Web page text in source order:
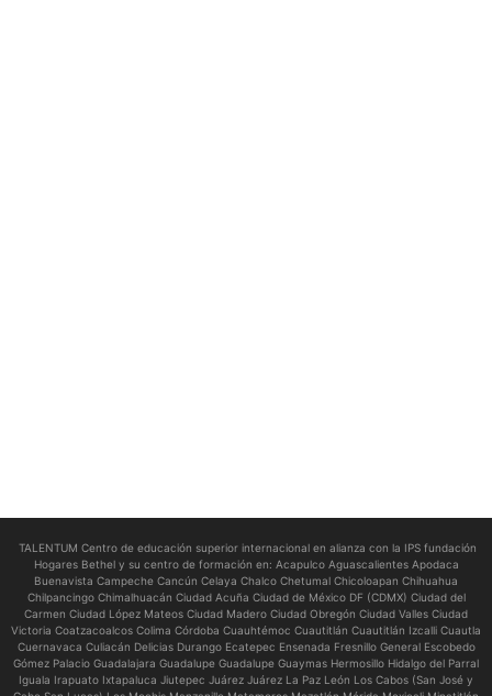
TALENTUM Centro de educación superior internacional en alianza con la IPS fundación
Hogares Bethel y su centro de formación en: Acapulco Aguascalientes Apodaca
Buenavista Campeche Cancún Celaya Chalco Chetumal Chicoloapan Chihuahua
Chilpancingo Chimalhuacán Ciudad Acuña Ciudad de México DF (CDMX) Ciudad del
Carmen Ciudad López Mateos Ciudad Madero Ciudad Obregón Ciudad Valles Ciudad
Victoria Coatzacoalcos Colima Córdoba Cuauhtémoc Cuautitlán Cuautitlán Izcalli Cuautla
Cuernavaca Culiacán Delicias Durango Ecatepec Ensenada Fresnillo General Escobedo
Gómez Palacio Guadalajara Guadalupe Guadalupe Guaymas Hermosillo Hidalgo del Parral
Iguala Irapuato Ixtapaluca Jiutepec Juárez Juárez La Paz León Los Cabos (San José y